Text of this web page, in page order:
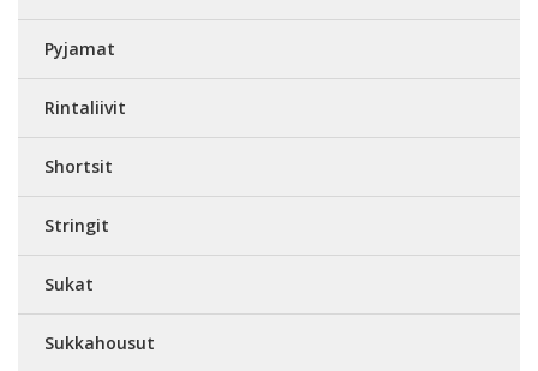
Pyjamat
Rintaliivit
Shortsit
Stringit
Sukat
Sukkahousut